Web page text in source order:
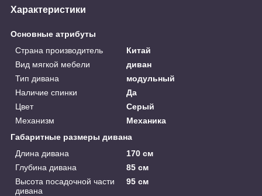
Характеристики
Основные атрибуты
Страна производитель
Китай
Вид мягкой мебели
диван
Тип дивана
модульный
Наличие спинки
Да
Цвет
Серый
Механизм
Механика
Габаритные размеры дивана
Длина дивана
170 см
Глубина дивана
85 см
Высота посадочной части
дивана
95 см